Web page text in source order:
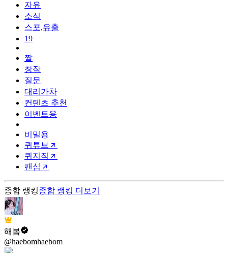
자유
소식
스포,유출
19
짤
창작
질문
대리가차
컨텐츠 추천
이벤트용
비밀용
퀴튜브
퀴지직
팬심
종합 랭킹종합 랭킹 더보기
해봄
@haebomhaebom